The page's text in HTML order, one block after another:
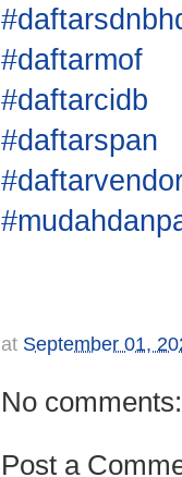
#daftarmof
#daftarcidb
#daftarspan
at September 01,
No comments:
Post a